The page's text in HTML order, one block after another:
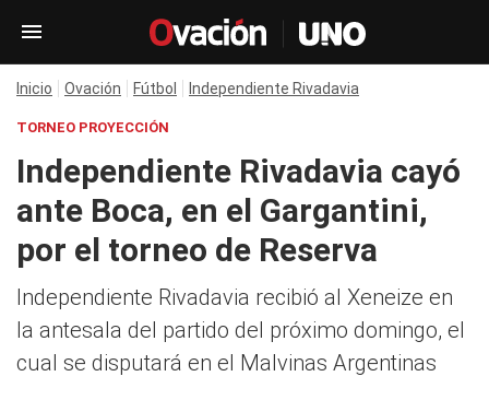
Inicio Ovación Fútbol Independiente Rivadavia
TORNEO PROYECCIÓN
Independiente Rivadavia cayó
ante Boca, en el Gargantini,
por el torneo de Reserva
Independiente Rivadavia recibió al Xeneize en
la antesala del partido del próximo domingo, el
cual se disputará en el Malvinas Argentinas